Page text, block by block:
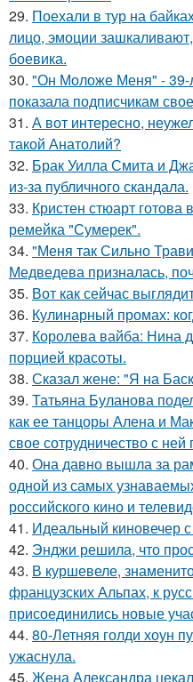
29. Поехали в тур на
лицо, эмоции
боевика.
30. "Он Моложе Меня" - 39-
показала подписчикам
31. А вот интересно,
такой Анатолий?
32. Брак Уилла Смита и
из-за публичного скандала.
33. Кристен стюарт готова
ремейка "Сумерек".
34. "Меня так Сильно
Медведева призналась,
35. Вот как сейчас
36. Кулинарный промах:
37. Королева вайба: Нина
порцией красоты.
38. Сказал жене: "Я на
39. Татьяна Буланова
как ее танцоры Алена и
свое сотрудничество с
40. Она давно вышла за
одной из самых
российского кино и
41. Идеальный киновечер
42. Энджи решила, что
43. В куршевеле,
французских Альпах, к
присоединились новые
44. 80-Летняя голди хоун
ужаснула.
45. Жена Александра